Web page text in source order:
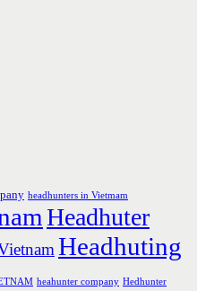
headhunters in Vietmam
Headhuter
Headhuting
heahunter company Hedhunter